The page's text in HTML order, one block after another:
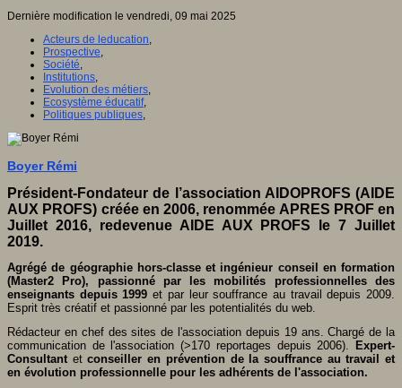
Dernière modification le vendredi, 09 mai 2025
Acteurs de leducation
Prospective
Société
Institutions
Evolution des métiers
Ecosystème éducatif,
Politiques publiques
Boyer Rémi
Président-Fondateur de l’association AIDOPROFS (AIDE
AUX PROFS) créée en 2006, renommée APRES PROF en
Juillet 2016, redevenue AIDE AUX PROFS le 7 Juillet
2019.
Agrégé de géographie hors-classe et ingénieur conseil en formation
(Master2 Pro), passionné par les mobilités professionnelles des
enseignants depuis 1999 et par leur souffrance au travail depuis 2009.
Esprit très créatif et passionné par les potentialités du web.
Rédacteur en chef des sites de l'association depuis 19 ans. Chargé de la
communication de l'association (>170 reportages depuis 2006). Expert-
Consultant etconseiller en prévention de la souffrance au travail et
en évolution professionnelle pour les adhérents de l'association.